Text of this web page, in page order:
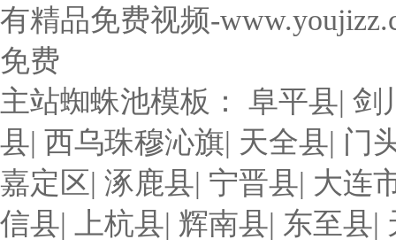
有精品免费视频-
免费
主站蜘蛛池模板： 阜平县| 剑
县| 西乌珠穆沁旗| 天全县| 门
嘉定区| 涿鹿县| 宁晋县| 大连
信县| 上杭县| 辉南县| 东至县|